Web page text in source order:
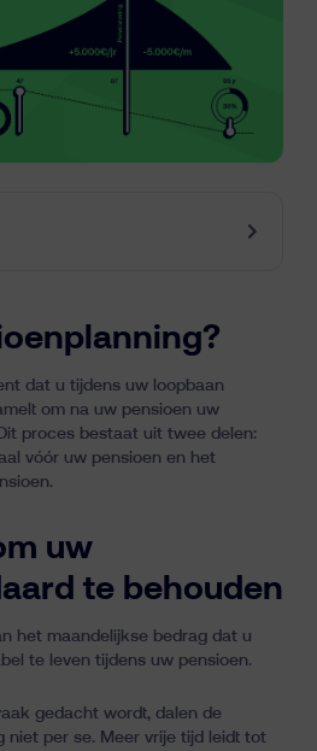
dat u tijdens uw loopbaan
om na uw pensioen uw
proces bestaat uit twee delen:
vóór uw pensioen en het
uw
te behouden
het maandelijkse bedrag dat u
te leven tijdens uw pensioen.
gedacht wordt, dalen de
niet per se. Meer vrije tijd leidt tot